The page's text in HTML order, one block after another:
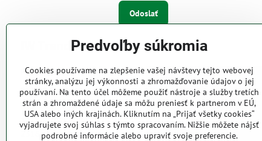
Odoslať
IW Trend s.r.o.
Pri Majeri 6
831 06 Bratislava
Web: www.iwtrend.sk
Telefón: (02) 4488 4826, 4487
Predvoľby súkromia
Cookies používame na zlepšenie vašej návštevy tejto webovej
stránky, analýzu jej výkonnosti a zhromažďovanie údajov o jej
používaní. Na tento účel môžeme použiť nástroje a služby tretích
strán a zhromaždené údaje sa môžu preniesť k partnerom v EÚ,
USA alebo iných krajinách. Kliknutím na „Prijať všetky cookies“
vyjadrujete svoj súhlas s týmto spracovaním. Nižšie môžete nájsť
podrobné informácie alebo upraviť svoje preferencie.